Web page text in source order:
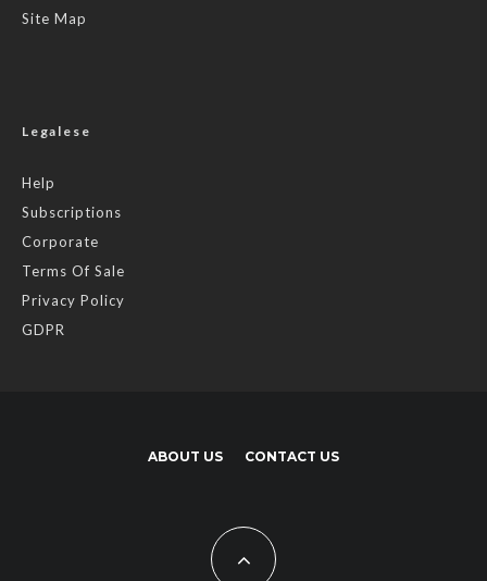
Site Map
Legalese
Help
Subscriptions
Corporate
Terms Of Sale
Privacy Policy
GDPR
ABOUT US CONTACT US